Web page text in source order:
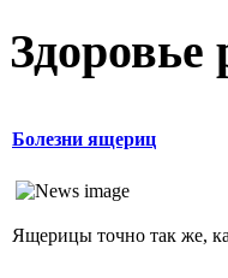
Здоровье
Болезни ящериц
Ящерицы точно так же,